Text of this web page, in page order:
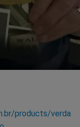
products/verda